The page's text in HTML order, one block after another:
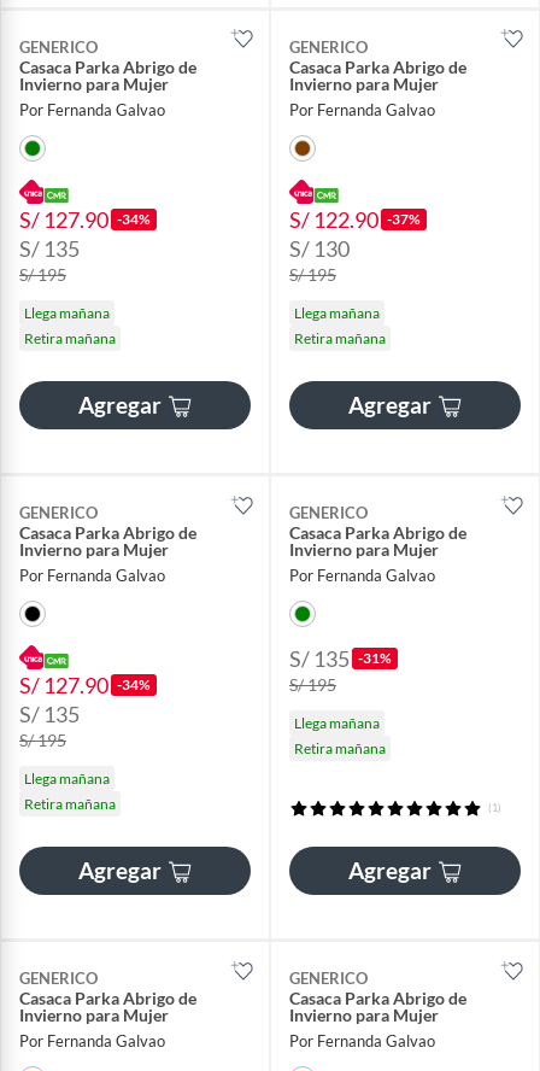
GENERICO
Casaca Parka Abrigo de
Invierno para Mujer
Por Fernanda Galvao
S/ 127.90 -34%
S/ 135
S/ 195
Llega mañana
Retira mañana
Agregar
GENERICO
Casaca Parka Abrigo de
Invierno para Mujer
Por Fernanda Galvao
S/ 122.90 -37%
S/ 130
S/ 195
Llega mañana
Retira mañana
Agregar
GENERICO
Casaca Parka Abrigo de
Invierno para Mujer
Por Fernanda Galvao
S/ 127.90 -34%
S/ 135
S/ 195
Llega mañana
Retira mañana
Agregar
GENERICO
Casaca Parka Abrigo de
Invierno para Mujer
Por Fernanda Galvao
S/ 135 -31%
S/ 195
Llega mañana
Retira mañana
(1)
Agregar
GENERICO
Casaca Parka Abrigo de
Invierno para Mujer
Por Fernanda Galvao
GENERICO
Casaca Parka Abrigo de
Invierno para Mujer
Por Fernanda Galvao